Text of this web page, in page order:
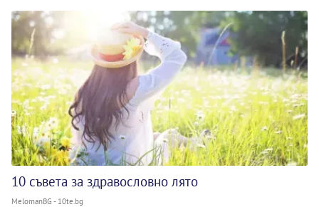
10 съвета за здравословно лято
MelomanBG - 10te.bg